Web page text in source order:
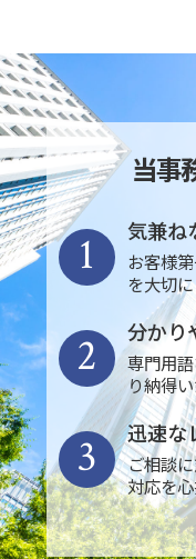
当事
気兼ね
お客様
を大切に
1
分かり
専門用
り納得
2
迅速な
ご相談
対応を
3